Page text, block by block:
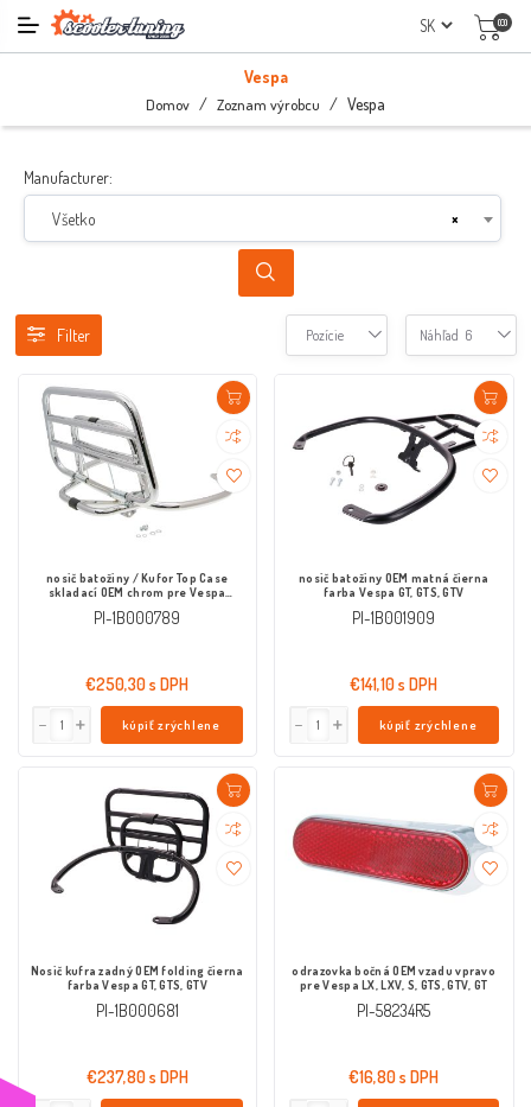
(0)
Vespa
Domov / Zoznam výrobcu / Vespa
Manufacturer:
×
Všetko
Filter Pozície Náhľad 6
nosič batožiny / Kufor Top Case
skladací OEM chrom pre Vespa
PI-1B000789
€250,30 s DPH
kúpiť zrýchlene
nosič batožiny OEM matná čierna
farba Vespa GT, GTS, GTV
PI-1B001909
€141,10 s DPH
kúpiť zrýchlene
Nosič kufra zadný OEM folding čierna
farba Vespa GT, GTS, GTV
PI-1B000681
€237,80 s DPH
odrazovka bočná OEM vzadu vpravo
pre Vespa LX, LXV, S, GTS, GTV, GT
PI-58234R5
€16,80 s DPH